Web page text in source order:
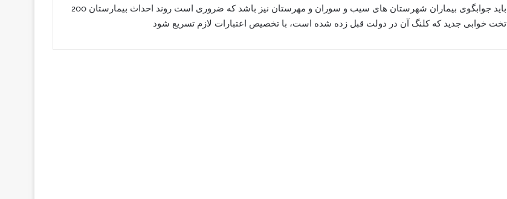
باید جوابگوی بیماران شهرستان های سیب و سوران و مهرستان نیز باشد که ضروری است روند احداث بیمارستان 200
تخت خوابی جدید که کلنگ آن در دولت قبل زده شده است، با تخصیص اعتبارات لازم تسریع شود